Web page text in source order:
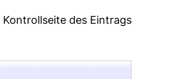
Kontrollseite des Eintrags